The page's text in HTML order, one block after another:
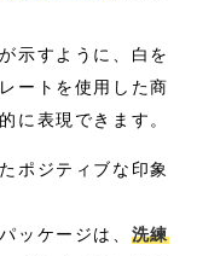
示すように、白を
ートを使用した商
に表現できます。
ポジティブな印象
ッケージは、 洗練